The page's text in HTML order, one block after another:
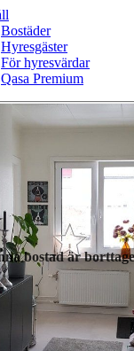
Bostäder
Hyresgäster
För hyresvärdar
Qasa Premium
bostad är